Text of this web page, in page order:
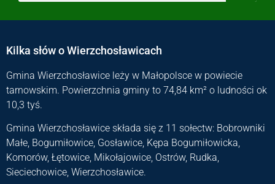
Kilka słów o Wierzchosławicach
Gmina Wierzchosławice leży w Małopolsce w powiecie
tarnowskim. Powierzchnia gminy to 74,84 km² o ludności ok
10,3 tyś.
Gmina Wierzchosławice składa się z 11 sołectw: Bobrowniki
Małe, Bogumiłowice, Gosławice, Kępa Bogumiłowicka,
Komorów, Łętowice, Mikołajowice, Ostrów, Rudka,
Sieciechowice, Wierzchosławice.